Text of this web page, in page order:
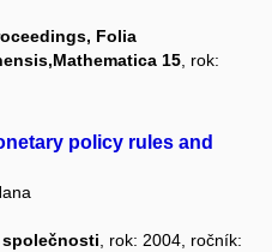
Folia
15 , rok:
policy rules and
společnosti , rok: 2004, ročník: